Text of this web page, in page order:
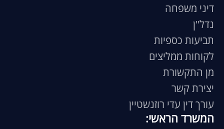
דיני משפחה
נדל"ן
תביעות כספיות
לקוחות ממליצים
מן התקשורת
יצירת קשר
עורך דין עדי רוזנשטיין
המשרד הראשי: